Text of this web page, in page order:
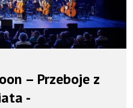
– Przeboje z
-